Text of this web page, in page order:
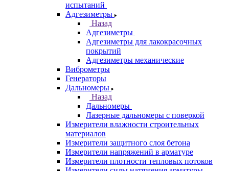
испытаний
Адгезиметры
Назад
Адгезиметры
Адгезиметры для лакокрасочных
покрытий
Адгезиметры механические
Виброметры
Генераторы
Дальномеры
Назад
Дальномеры
Лазерные дальномеры с поверкой
Измерители влажности строительных
материалов
Измерители защитного слоя бетона
Измерители напряжений в арматуре
Измерители плотности тепловых потоков